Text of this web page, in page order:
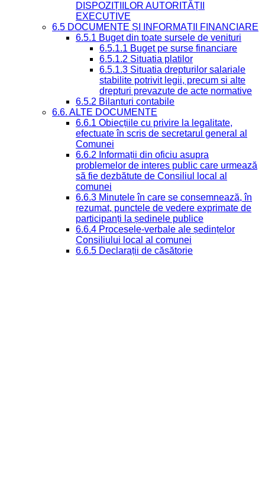
DISPOZIȚIILOR AUTORITĂȚII
EXECUTIVE
6.5 DOCUMENTE ȘI INFORMAȚII FINANCIARE
6.5.1 Buget din toate sursele de venituri
6.5.1.1 Buget pe surse financiare
6.5.1.2 Situatia platilor
6.5.1.3 Situatia drepturilor salariale
stabilite potrivit legii, precum si alte
drepturi prevazute de acte normative
6.5.2 Bilanturi contabile
6.6. ALTE DOCUMENTE
6.6.1 Obiecțiile cu privire la legalitate,
efectuate în scris de secretarul general al
Comunei
6.6.2 Informații din oficiu asupra
problemelor de interes public care urmează
să fie dezbătute de Consiliul local al
comunei
6.6.3 Minutele în care se consemnează, în
rezumat, punctele de vedere exprimate de
participanți la ședinele publice
6.6.4 Procesele-verbale ale ședințelor
Consiliului local al comunei
6.6.5 Declarații de căsătorie